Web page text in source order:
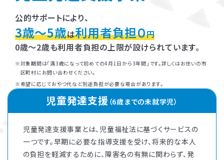
公的サポートにより、
3歳～5歳は利用者負担０円
0歳～2歳も利用者負担の上限が設けられています。
対象期間は「満3歳になって初めての4月1日から3年間」です。詳しくはお住いの市
区町村にお問い合わせください。
希望に応じておやつ代など別途負担が必要な場合があります。
児童発達支援 （6歳までの未就学児）
児童発達支援事業とは、児童福祉法に基づくサービスの
一つです。早期に必要な指導支援を受け、将来的な本人
の負担を軽減するために、障害名の有無に関わらず、発